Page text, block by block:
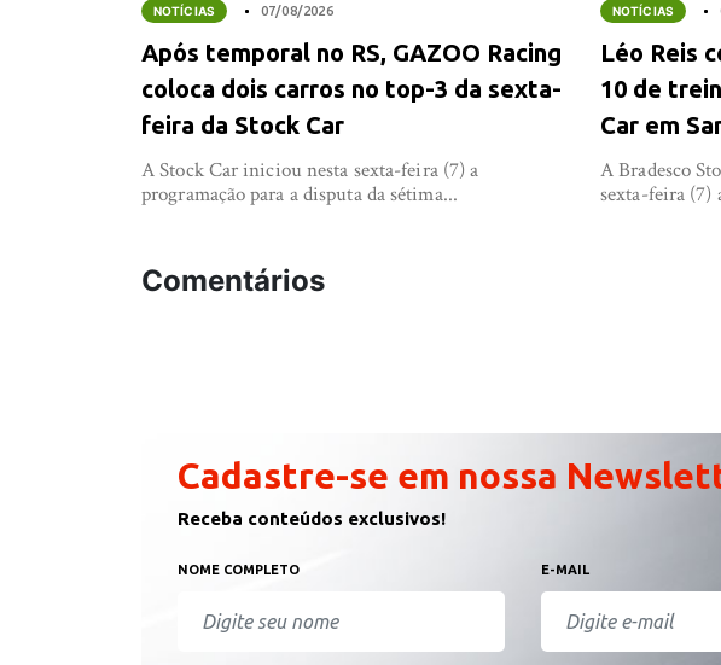
NOTÍCIAS 07/08/2026
Após temporal no RS, GAZOO Racing
coloca dois carros no top-3 da sexta-
feira da Stock Car
A Stock Car iniciou nesta sexta-feira (7) a
programação para a disputa da sétima...
NOTÍCIAS
Léo Reis
10 de
Car em
A Bradesco
sexta-feira (7)
Comentários
Cadastre-se em nossa
Receba conteúdos exclusivos!
NOME COMPLETO E-MAIL